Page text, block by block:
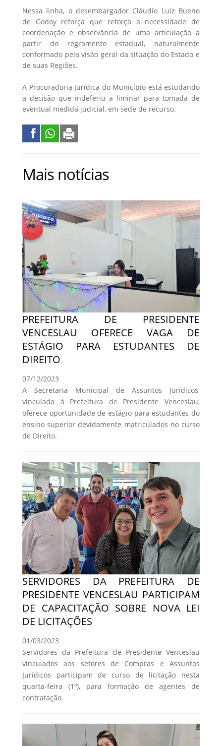
Nessa linha, o desembargador Cláudio Luiz Bueno
de Godoy reforça que reforça a necessidade de
coordenação e observância de uma articulação a
partir do regramento estadual, naturalmente
conformado pela visão geral da situação do Estado e
de suas Regiões.
A Procuradoria Jurídica do Município está estudando
a decisão que indeferiu a liminar para tomada de
eventual medida judicial, em sede de recurso.
Mais notícias
PREFEITURA DE PRESIDENTE
VENCESLAU OFERECE VAGA DE
ESTÁGIO PARA ESTUDANTES DE
DIREITO
07/12/2023
A Secretaria Municipal de Assuntos Jurídicos,
vinculada à Prefeitura de Presidente Venceslau,
oferece oportunidade de estágio para estudantes do
ensino superior devidamente matriculados no curso
de Direito.
SERVIDORES DA PREFEITURA DE
PRESIDENTE VENCESLAU PARTICIPAM
DE CAPACITAÇÃO SOBRE NOVA LEI
DE LICITAÇÕES
01/03/2023
Servidores da Prefeitura de Presidente Venceslau
vinculados aos setores de Compras e Assuntos
Jurídicos participam de curso de licitação nesta
quarta-feira (1º), para formação de agentes de
contratação.